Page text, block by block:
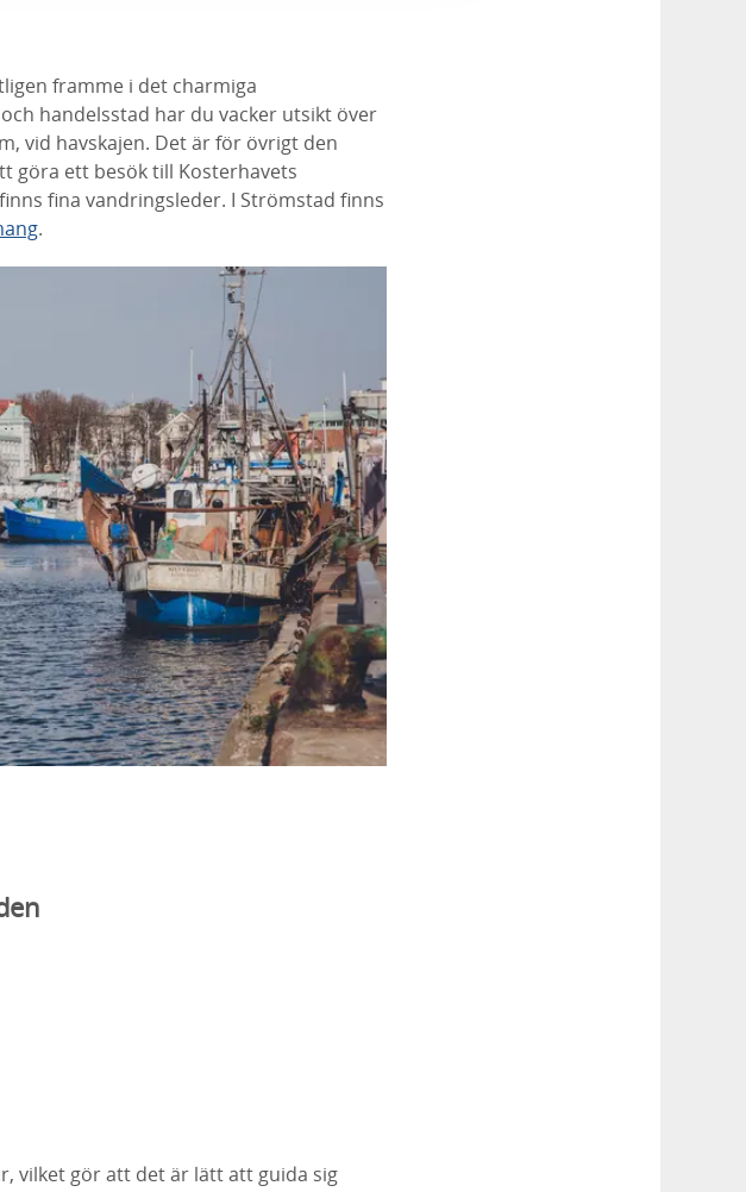
framme i det charmiga
handelsstad har du vacker utsikt över
vid havskajen. Det är för övrigt den
göra ett besök till Kosterhavets
fina vandringsleder. I Strömstad finns
.
vilket gör att det är lätt att guida sig